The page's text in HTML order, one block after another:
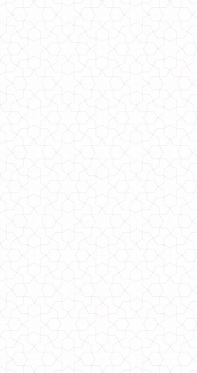
Недорогой женский костюм
670.00грн.
Женский ангоровый костюм с
1120.00грн.